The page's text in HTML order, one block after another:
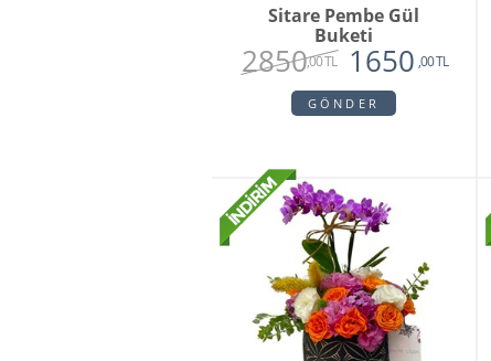
Sitare Pembe Gül
Buketi
2850,00 TL 1650 ,00 TL
GÖNDER